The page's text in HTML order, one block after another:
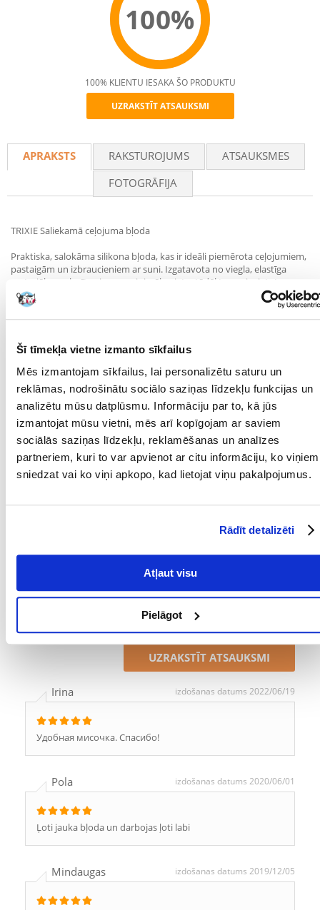
Šī tīmekļa vietne izmanto sīkfailus
Mēs izmantojam sīkfailus, lai personalizētu saturu un
reklāmas, nodrošinātu sociālo saziņas līdzekļu funkcijas un
analizētu mūsu datplūsmu. Informāciju par to, kā jūs
izmantojat mūsu vietni, mēs arī kopīgojam ar saviem
sociālās saziņas līdzekļu, reklamēšanas un analīzes
partneriem, kuri to var apvienot ar citu informāciju, ko viņiem
sniedzat vai ko viņi apkopo, kad lietojat viņu pakalpojumus.
Rādīt detalizēti
Atļaut visu
Pielāgot
100%
Recommend
100% KLIENTU IESAKA ŠO PRODUKTU
UZRAKSTĪT ATSAUKSMI
APRAKSTS RAKSTUROJUMS
ATSAUKSMES
FOTOGRĀFIJA
TRIXIE Saliekamā ceļojuma bļoda
Praktiska, salokāma silikona bļoda, kas ir ideāli piemērota ceļojumiem,
pastaigām un izbraucieniem ar suni. Izgatavota no viegla, elastīga
materiāla – salocīta aizņem minimālu vietu, tādēļ to var ievietot
jebkurā somā vai mugursomā.
Lieliski piemērota ūdens vai barības pasniegšanai.
Specifikācija:
Tilpums: 250 ml
Diametrs: 11 cm
Materiāls: silikons
Krāsu kombinācija – tiek nosūtīta nejauši izvēlēta
Parametri
MATERIĀLS: Silikons
TILPUMS (ML): 250
PRODUCENT: TRIXIE
var dot tai vērtējumu. Ar zvaigznītēm norādītais vērtējums ir
publicēsim gan pozitīvus, gan negatīvus vērtējumus.
Atsauksmes
UZRAKSTĪT ATSAUKSMI
Irina izdošanas datums 2022/06/19
Удобная мисочка. Спасибо!
Pola izdošanas datums 2020/06/01
Ļoti jauka bļoda un darbojas ļoti labi
Mindaugas izdošanas datums 2019/12/05